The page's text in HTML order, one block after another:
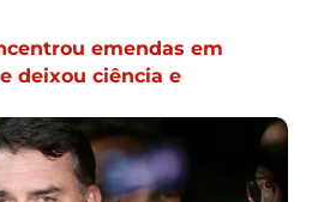
emendas em
deixou ciência e